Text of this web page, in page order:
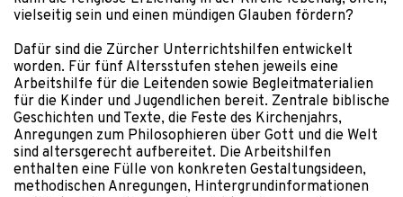
vielseitig sein und einen mündigen Glauben fördern?
Dafür sind die Zürcher Unterrichtshilfen entwickelt
worden. Für fünf Altersstufen stehen jeweils eine
Arbeitshilfe für die Leitenden sowie Begleitmaterialien
für die Kinder und Jugendlichen bereit. Zentrale biblische
Geschichten und Texte, die Feste des Kirchenjahrs,
Anregungen zum Philosophieren über Gott und die Welt
sind altersgerecht aufbereitet. Die Arbeitshilfen
enthalten eine Fülle von konkreten Gestaltungsideen,
methodischen Anregungen, Hintergrundinformationen